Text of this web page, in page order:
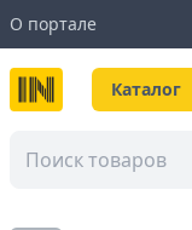
О портале
Каталог